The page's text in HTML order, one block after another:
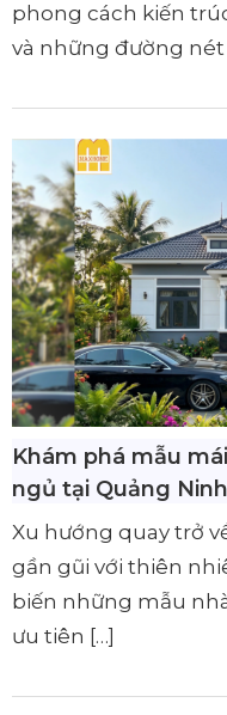
phong cách kiến
và những đường nét
Khám phá mẫu
ngủ tại Quảng
Xu hướng quay trở
gần gũi với thiên
biến những mẫu
ưu tiên […]